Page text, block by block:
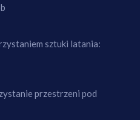
sztuki latania:
przestrzeni pod